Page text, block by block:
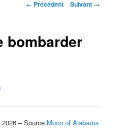
Navigation
← Précédent Suivant →
bombarder
– Source Moon of Alabama